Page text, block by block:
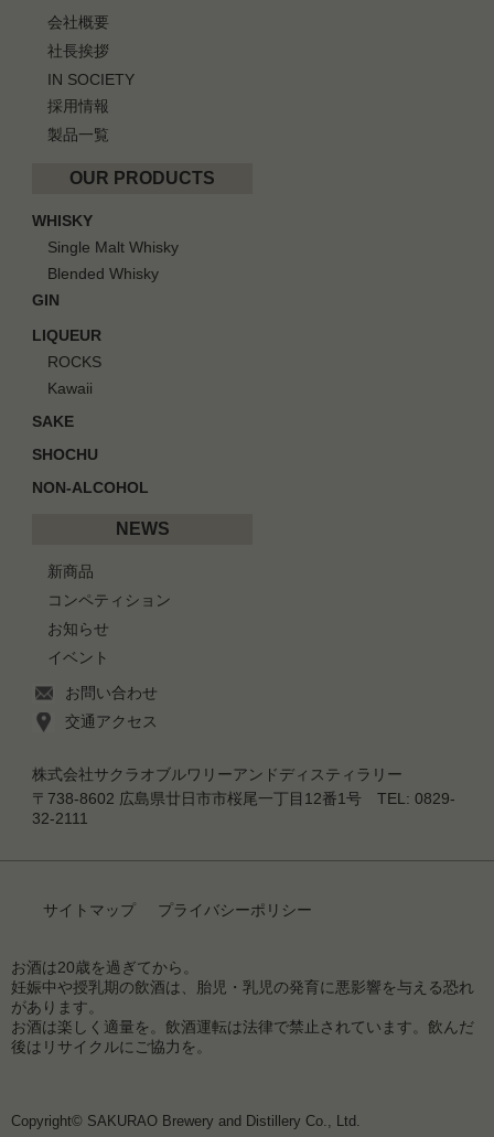
会社概要
社長挨拶
IN SOCIETY
採用情報
製品一覧
OUR PRODUCTS
WHISKY
Single Malt Whisky
Blended Whisky
GIN
LIQUEUR
ROCKS
Kawaii
SAKE
SHOCHU
NON-ALCOHOL
NEWS
新商品
コンペティション
お知らせ
イベント
お問い合わせ
交通アクセス
株式会社サクラオブルワリーアンドディスティラリー
〒738-8602 広島県廿日市市桜尾一丁目12番1号 TEL: 0829-
32-2111
サイトマップ プライバシーポリシー
お酒は20歳を過ぎてから。
妊娠中や授乳期の飲酒は、胎児・乳児の発育に悪影響を与える恐れ
があります。
お酒は楽しく適量を。飲酒運転は法律で禁止されています。飲んだ
後はリサイクルにご協力を。
Copyright© SAKURAO Brewery and Distillery Co., Ltd.